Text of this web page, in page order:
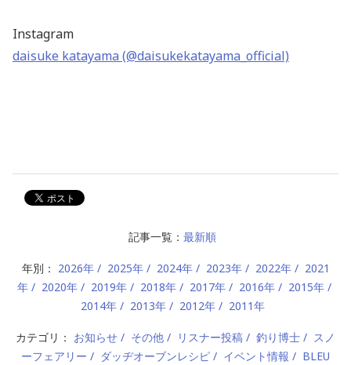
Instagram
daisuke katayama (@daisukekatayama_official)
記事一覧： 最新順
年別： 2026年 2025年 2024年 2023年 2022年
2021
年
2020年 2019年 2018年 2017年 2016年
2015年
2014年
2013年 2012年 2011年
カテゴリ： お知らせ その他 リスナー投稿 釣り博士
スノ
ーフェアリー
ダッヂオーブンレシピ イベント情報
BLEU